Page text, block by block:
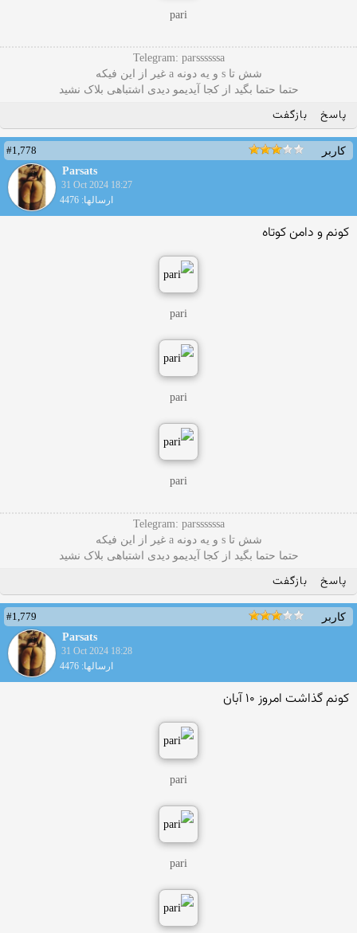
pari
Telegram: parssssssa
شش تا s و یه دونه a غیر از این فیکه
حتما حتما بگید از کجا آیدیمو دیدی اشتباهی بلاک نشید
پاسخ بازگفت
کاربر
#1,778
Parsats
31 Oct 2024 18:27
ارسالها: 4476
کونم و دامن کوتاه
pari
pari
pari
Telegram: parssssssa
شش تا s و یه دونه a غیر از این فیکه
حتما حتما بگید از کجا آیدیمو دیدی اشتباهی بلاک نشید
پاسخ بازگفت
کاربر
#1,779
Parsats
31 Oct 2024 18:28
ارسالها: 4476
کونم گذاشت امروز ۱۰ آبان
pari
pari